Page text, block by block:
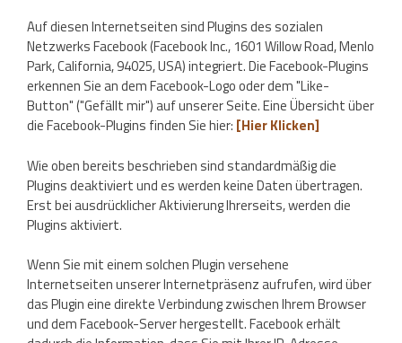
Auf diesen Internetseiten sind Plugins des sozialen
Netzwerks Facebook (Facebook Inc., 1601 Willow Road, Menlo
Park, California, 94025, USA) integriert. Die Facebook-Plugins
erkennen Sie an dem Facebook-Logo oder dem "Like-
Button" ("Gefällt mir") auf unserer Seite. Eine Übersicht über
die Facebook-Plugins finden Sie hier: [Hier Klicken]
Wie oben bereits beschrieben sind standardmäßig die
Plugins deaktiviert und es werden keine Daten übertragen.
Erst bei ausdrücklicher Aktivierung Ihrerseits, werden die
Plugins aktiviert.
Wenn Sie mit einem solchen Plugin versehene
Internetseiten unserer Internetpräsenz aufrufen, wird über
das Plugin eine direkte Verbindung zwischen Ihrem Browser
und dem Facebook-Server hergestellt. Facebook erhält